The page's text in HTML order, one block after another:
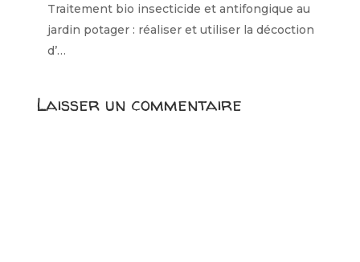
Traitement bio insecticide et antifongique au
jardin potager : réaliser et utiliser la décoction
d’…
Laisser un commentaire